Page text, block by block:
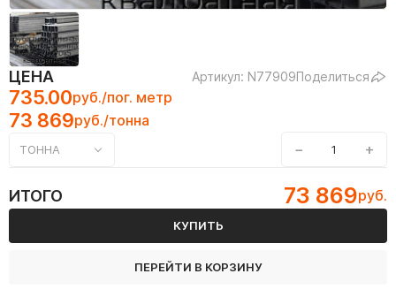
ЦЕНА Артикул: N77909Поделиться
735.00руб./пог. метр
73 869руб./тонна
ТОННА − +
ИТОГО 73 869руб.
КУПИТЬ
ПЕРЕЙТИ В КОРЗИНУ